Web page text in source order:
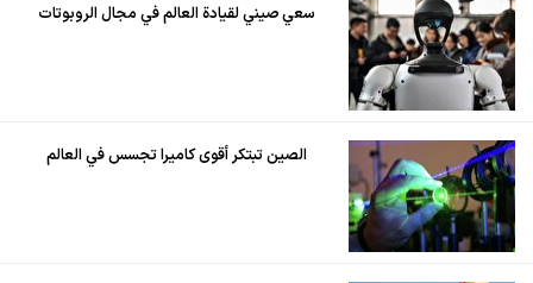
سعي صيني لقيادة العالم في مجال الروبوتات
الصين تبتكر أقوى كاميرا تجسس في العالم